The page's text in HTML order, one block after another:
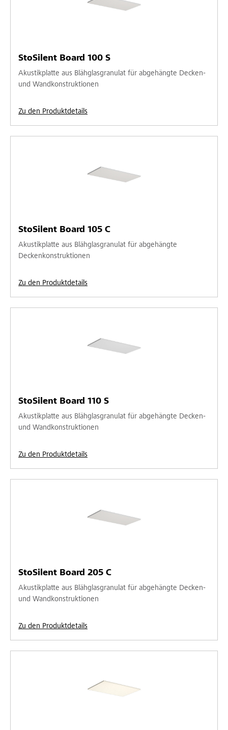
StoSilent Board 100 S
Akustikplatte aus Blähglasgranulat für abgehängte Decken-
und Wandkonstruktionen
Zu den Produktdetails
StoSilent Board 105 C
Akustikplatte aus Blähglasgranulat für abgehängte
Deckenkonstruktionen
Zu den Produktdetails
StoSilent Board 110 S
Akustikplatte aus Blähglasgranulat für abgehängte Decken-
und Wandkonstruktionen
Zu den Produktdetails
StoSilent Board 205 C
Akustikplatte aus Blähglasgranulat für abgehängte Decken-
und Wandkonstruktionen
Zu den Produktdetails